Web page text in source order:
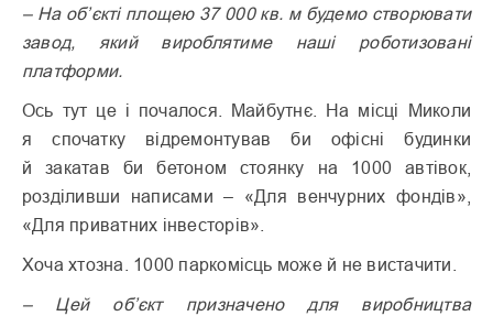
– На об’єкті площею 37 000 кв. м будемо створювати
завод, який вироблятиме наші роботизовані
платформи.
Ось тут це і почалося. Майбутнє. На місці Миколи
я спочатку відремонтував би офісні будинки
й закатав би бетоном стоянку на 1000 автівок,
розділивши написами – «Для венчурних фондів»,
«Для приватних інвесторів».
Хоча хтозна. 1000 паркомісць може й не вистачити.
– Цей об’єкт призначено для виробництва